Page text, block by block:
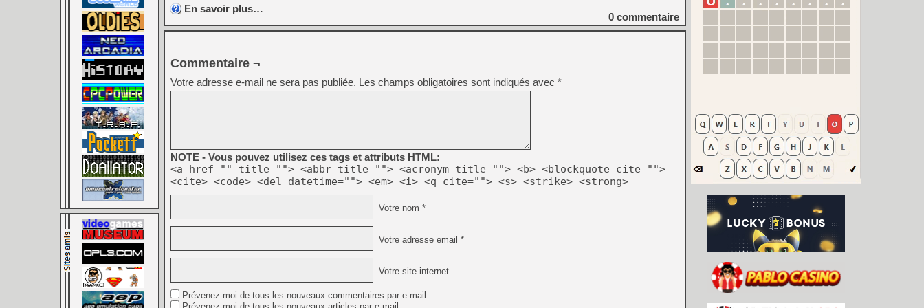
En savoir plus…
0 commentaire
Commentaire ¬
Votre adresse e-mail ne sera pas publiée. Les champs obligatoires sont indiqués avec *
NOTE - Vous pouvez utilisez ces tags et attributs HTML:
<a href="" title=""> <abbr title=""> <acronym title=""> <b> <blockquote cite="">
<cite> <code> <del datetime=""> <em> <i> <q cite=""> <s> <strike> <strong>
Votre nom *
Votre adresse email *
Votre site internet
Prévenez-moi de tous les nouveaux commentaires par e-mail.